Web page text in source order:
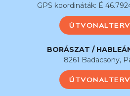
GPS koordináták: É
BORÁSZAT /
8261 Badacsony,